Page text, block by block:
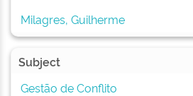
Milagres, Guilherme
Subject
Gestão de Conflito